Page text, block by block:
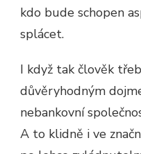
kdo bude schopen
splácet.
I když tak člověk
důvěryhodným
nebankovní
A to klidně i ve